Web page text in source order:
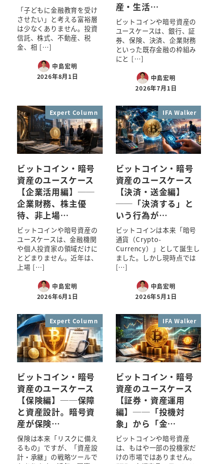
「子どもに金融教育を受け
させたい」と考える富裕層
は少なくありません。投資
信託、株式、不動産、税
金、相 […]
中島宏明
2026年8月1日
産・生活…
ビットコインや暗号資産の
ユースケースは、銀行、証
券、保険、決済、企業財務
といった既存金融の枠組み
にと […]
中島宏明
2026年7月1日
Expert Column
ビットコイン・暗号
資産のユースケース
【企業活用編】──
企業財務、株主優
待、非上場…
ビットコインや暗号資産の
ユースケースは、金融機関
や個人投資家の領域だけに
とどまりません。近年は、
上場 […]
中島宏明
2026年6月1日
IFA Walker
ビットコイン・暗号
資産のユースケース
【決済・送金編】
──「決済する」と
いう行為が…
ビットコインは本来「暗号
通貨（Crypto-
Currency）」として誕生し
ました。しかし現時点では
[…]
中島宏明
2026年5月1日
Expert Column
ビットコイン・暗号
資産のユースケース
【保険編】──保障
と資産設計。暗号資
産が保険…
保険は本来「リスクに備え
るもの」ですが、「資産設
計・承継」の戦略ツールで
IFA Walker
ビットコイン・暗号
資産のユースケース
【証券・資産運用
編】──「投機対
象」から「金…
ビットコインや暗号資産
は、もはや一部の投機家だ
けの市場ではありません。